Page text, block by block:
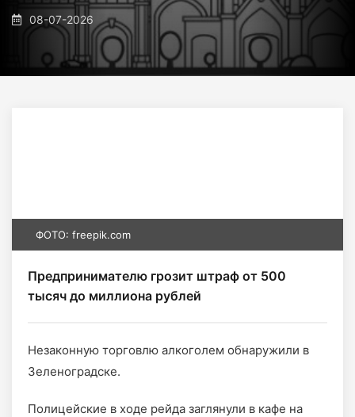
08-07-2026
ФОТО: freepik.com
Предпринимателю грозит штраф от 500
тысяч до миллиона рублей
Незаконную торговлю алкоголем обнаружили в
Зеленоградске.
Полицейские в ходе рейда заглянули в кафе на